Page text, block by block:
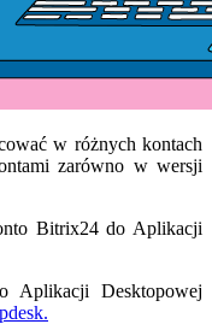
w różnych kontach
zarówno w wersji
Bitrix24 do Aplikacji
Aplikacji Desktopowej